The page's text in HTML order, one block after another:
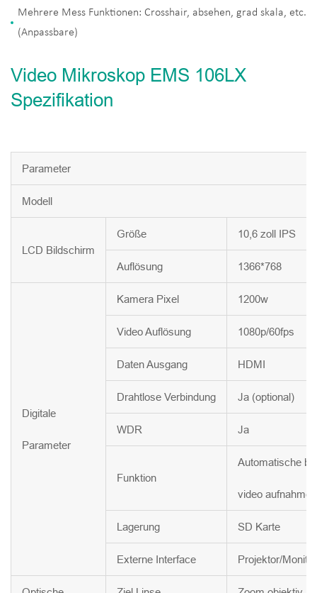
Mehrere Mess Funktionen: Crosshair, absehen, grad skala, etc.
(Anpassbare)
Video Mikroskop EMS 106LX
Spezifikation
Parameter
Modell
LCD Bildschirm
Größe 10,6 zoll IPS
Auflösung 1366*768
Digitale
Parameter
Kamera Pixel 1200w
Video Auflösung 1080p/60fps
Daten Ausgang HDMI
Drahtlose Verbindung Ja (optional)
WDR Ja
Funktion
Automatische
video
Lagerung SD Karte
Externe Interface Projektor/Monitor